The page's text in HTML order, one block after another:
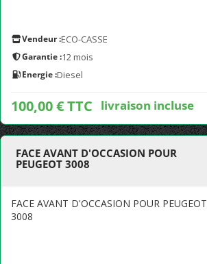
Vendeur :ECO-CASSE
Garantie :12 mois
Energie :Diesel
100,00 € TTC livraison incluse
FACE AVANT D'OCCASION POUR
PEUGEOT 3008
FACE AVANT D'OCCASION POUR PEUGEOT
3008